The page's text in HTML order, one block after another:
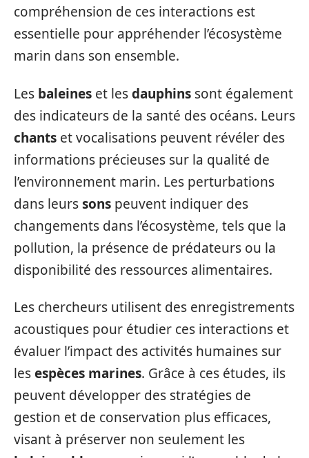
compréhension de ces interactions est
essentielle pour appréhender l’écosystème
marin dans son ensemble.
Les baleines et lesdauphins sont également
des indicateurs de la santé des océans. Leurs
chants et vocalisations peuvent révéler des
informations précieuses sur la qualité de
l’environnement marin. Les perturbations
dans leurssons peuvent indiquer des
changements dans l’écosystème, tels que la
pollution, la présence de prédateurs ou la
disponibilité des ressources alimentaires.
Les chercheurs utilisent des enregistrements
acoustiques pour étudier ces interactions et
évaluer l’impact des activités humaines sur
lesespèces marines. Grâce à ces études, ils
peuvent développer des stratégies de
gestion et de conservation plus efficaces,
visant à préserver non seulement les